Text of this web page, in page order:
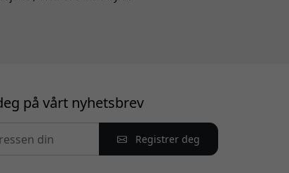
på vårt nyhetsbrev
Registrer deg